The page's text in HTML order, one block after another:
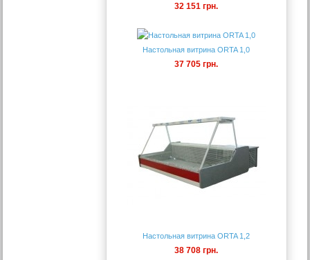
32 151 грн.
Настольная витрина ORTA 1,0
37 705 грн.
Настольная витрина ORTA 1,2
38 708 грн.